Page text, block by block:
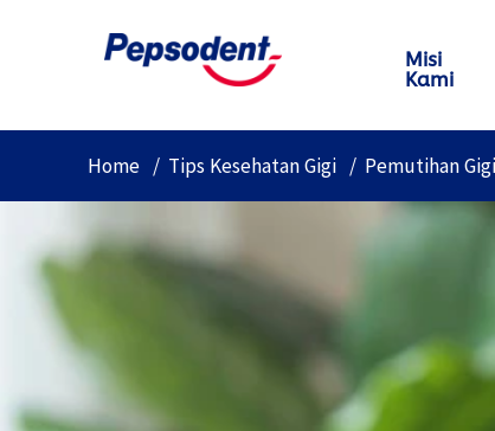
Misi
Kami
Home Tips Kesehatan Gigi Pemutihan Gigi